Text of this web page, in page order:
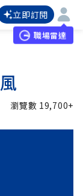
立即訂閱
職場雷達
瀏覽數 19,700+